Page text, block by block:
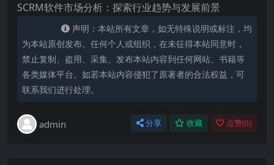
SCRM软件市场分析：探索行业趋势与发展前景
声明：本站所有文章，如无特殊说明或标注，均
为本站原创发布。任何个人或组织，在未征得本站同意时，
禁止复制、盗用、采集、发布本站内容到任何网站、书籍等
各类媒体平台。如若本站内容侵犯了原著者的合法权益，可
联系我们进行处理。
admin 分享 收藏 点赞(0)